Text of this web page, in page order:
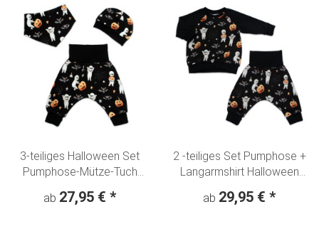
3-teiliges Halloween Set
Pumphose-Mütze-Tuch
Kürbisse schwarz
ab 27,95 € *
2 -teiliges Set Pumphose +
Langarmshirt Halloween
Fledermaus schwarz
ab 29,95 € *